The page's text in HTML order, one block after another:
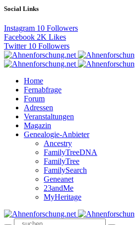
Social Links
Instagram 10 Followers
Facebook 2K Likes
Twitter 10 Followers
Home
Fernabfrage
Forum
Adressen
Veranstaltungen
Magazin
Genealogie-Anbieter
Ancestry
FamilyTreeDNA
FamilyTree
FamilySearch
Geneanet
23andMe
MyHeritage